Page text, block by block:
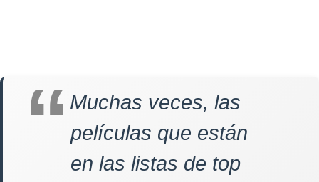
Muchas veces, las
películas que están
en las listas de top